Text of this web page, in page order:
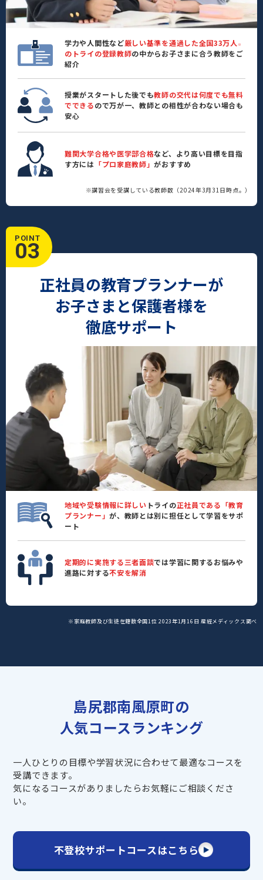
学力や人間性など厳しい基準を通過した全国33万人 ※
のトライの登録教師の中からお子さまに合う教師をご
紹介
授業がスタートした後でも教師の交代は何度でも無料
でできるので万が一、教師との相性が合わない場合も
安心
難関大学合格や医学部合格など、より高い目標を目指
す方には 「プロ家庭教師」がおすすめ
※講習会を受講している教師数（2024年3月31日時点。）
POINT
03
正社員の教育プランナーが
お子さまと保護者様を
徹底サポート
地域や受験情報に詳しい トライの正社員である「教育
プランナー」が、教師とは別に担任として学習をサポ
ート
定期的に実施する三者面談では学習に関するお悩みや
進路に対する不安を解消
※家庭教師及び生徒在籍数全国1位 2023年1月16日 産經メディックス調べ
島尻郡南風原町の
人気コースランキング
一人ひとりの目標や学習状況に合わせて最適なコースを
受講できます。
気になるコースがありましたらお気軽にご相談くださ
い。
不登校サポートコースはこちら